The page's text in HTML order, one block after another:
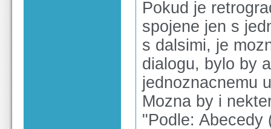
Pokud je
spojene jen s
s dalsimi, je
dialogu, bylo by
jednoznacnemu
Mozna by i
"Podle: Abecedy